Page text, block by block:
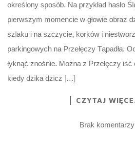
określony sposób. Na przykład hasło
pierwszym momencie w głowie obraz
szlaku i na szczycie, korków i
parkingowych na Przełęczy Tąpadła.
łyknąć znośnie. Można z Przełęczy iść
kiedy dzika dzicz […]
CZYTAJ
Brak komentarzy